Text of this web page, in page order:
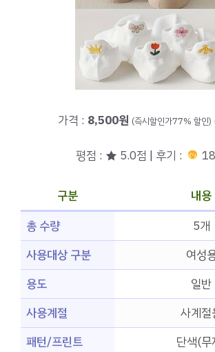
가격 : 8,500원 (즉시할인가77% 할인)
평점 : ★ 5.0점 | 후기 :
구분
내용
총 수량
5개
사용대상 구분
여성
용도
일반
사용계절
사계절
패턴/프린트
단색(무